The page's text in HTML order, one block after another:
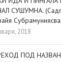
СУШУМНА.
2018
ПОД